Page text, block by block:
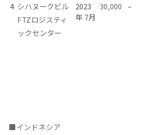
4 シハヌークビル
FTZロジスティ
ックセンター
2023
年 7月
30,000 –
■インドネシア